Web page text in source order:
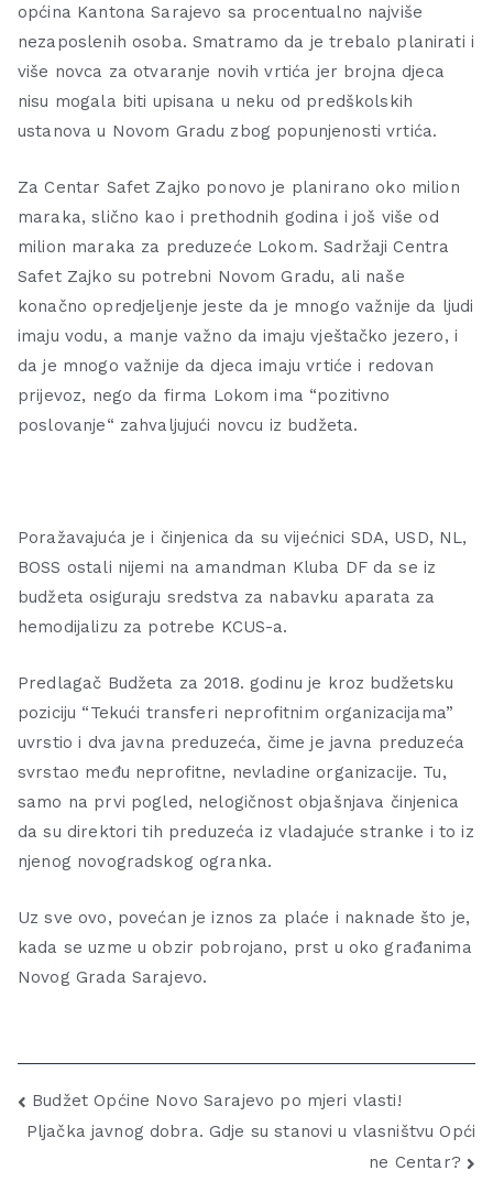
općina Kantona Sarajevo sa procentualno najviše
nezaposlenih osoba. Smatramo da je trebalo planirati i
više novca za otvaranje novih vrtića jer brojna djeca
nisu mogala biti upisana u neku od predškolskih
ustanova u Novom Gradu zbog popunjenosti vrtića.
Za Centar Safet Zajko ponovo je planirano oko milion
maraka, slično kao i prethodnih godina i još više od
milion maraka za preduzeće Lokom. Sadržaji Centra
Safet Zajko su potrebni Novom Gradu, ali naše
konačno opredjeljenje jeste da je mnogo važnije da ljudi
imaju vodu, a manje važno da imaju vještačko jezero, i
da je mnogo važnije da djeca imaju vrtiće i redovan
prijevoz, nego da firma Lokom ima “pozitivno
poslovanje“ zahvaljujući novcu iz budžeta.
Poražavajuća je i činjenica da su vijećnici SDA, USD, NL,
BOSS ostali nijemi na amandman Kluba DF da se iz
budžeta osiguraju sredstva za nabavku aparata za
hemodijalizu za potrebe KCUS-a.
Predlagač Budžeta za 2018. godinu je kroz budžetsku
poziciju “Tekući transferi neprofitnim organizacijama”
uvrstio i dva javna preduzeća, čime je javna preduzeća
svrstao među neprofitne, nevladine organizacije. Tu,
samo na prvi pogled, nelogičnost objašnjava činjenica
da su direktori tih preduzeća iz vladajuće stranke i to iz
njenog novogradskog ogranka.
Uz sve ovo, povećan je iznos za plaće i naknade što je,
kada se uzme u obzir pobrojano, prst u oko građanima
Novog Grada Sarajevo.
Budžet Općine Novo Sarajevo po mjeri vlasti!
Pljačka javnog dobra. Gdje su stanovi u vlasništvu Opći
ne Centar?